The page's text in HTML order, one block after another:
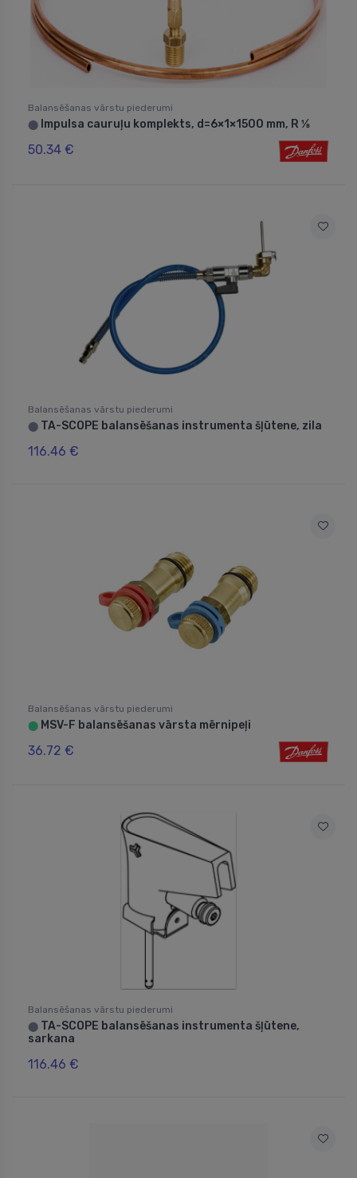
Balansēšanas vārstu piederumi
⬤ Impulsa cauruļu komplekts, d=6×1×1500 mm, R 1⁄8
50.34 €
Balansēšanas vārstu piederumi
⬤ TA-SCOPE balansēšanas instrumenta šļūtene, zila
116.46 €
Balansēšanas vārstu piederumi
⬤ MSV-F balansēšanas vārsta mērnipeļi
36.72 €
Balansēšanas vārstu piederumi
⬤ TA-SCOPE balansēšanas instrumenta šļūtene,
sarkana
116.46 €